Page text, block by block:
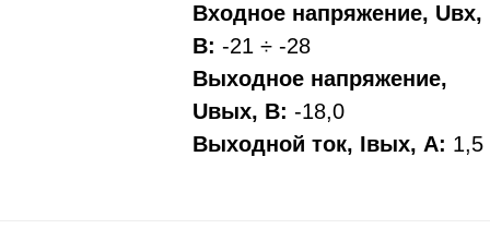
Входное напряжение, Uвх,
В: -21 ÷ -28
Выходное напряжение,
Uвых, В: -18,0
Выходной ток, Iвых, A: 1,5